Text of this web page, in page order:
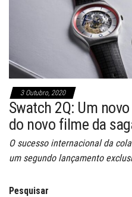
3 Outubro, 2020
Swatch 2Q: Um
do novo filme da
O sucesso internacional da
um segundo lançamento
Pesquisar